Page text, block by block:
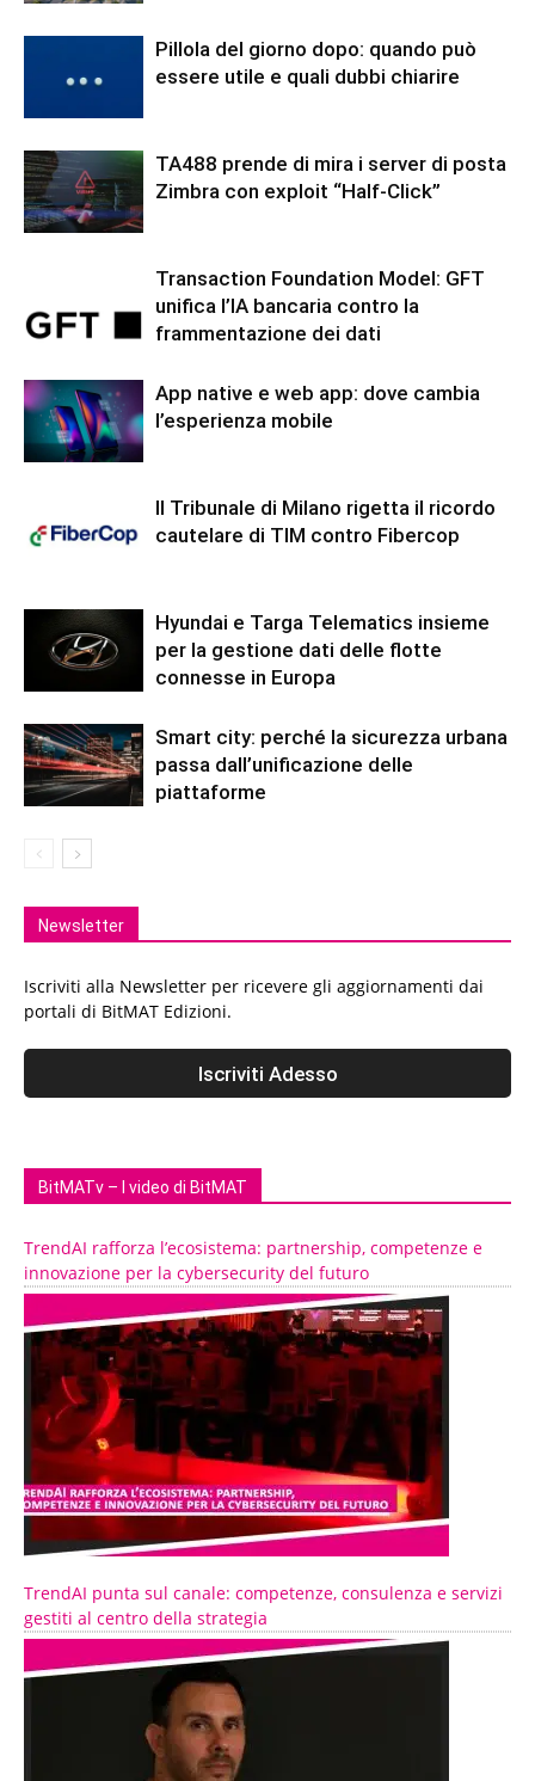
Pillola del giorno dopo: quando può
essere utile e quali dubbi chiarire
TA488 prende di mira i server di posta
Zimbra con exploit “Half-Click”
Transaction Foundation Model: GFT
unifica l’IA bancaria contro la
frammentazione dei dati
App native e web app: dove cambia
l’esperienza mobile
Il Tribunale di Milano rigetta il ricordo
cautelare di TIM contro Fibercop
Hyundai e Targa Telematics insieme
per la gestione dati delle flotte
connesse in Europa
Smart city: perché la sicurezza urbana
passa dall’unificazione delle
piattaforme
Newsletter
Iscriviti alla Newsletter per ricevere gli aggiornamenti dai
portali di BitMAT Edizioni.
BitMATv – I video di BitMAT
TrendAI rafforza l’ecosistema: partnership, competenze e
innovazione per la cybersecurity del futuro
TrendAI punta sul canale: competenze, consulenza e servizi
gestiti al centro della strategia